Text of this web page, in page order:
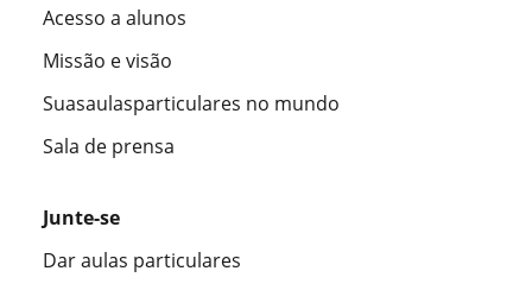
Acesso a alunos
Missão e visão
Suasaulasparticulares no mundo
Sala de prensa
Junte-se
Dar aulas particulares